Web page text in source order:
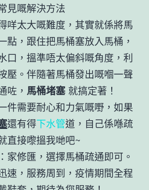
見嘅解決方法
咩太大嘅難度，其實就係將馬
點，跟住把馬桶塞放入馬桶，
口，搵準唔太偏斜嘅角度，利
壓。伴隨著馬桶發出嘅嗰一聲
咗， 馬桶堵塞 就搞定著！
件需要耐心和力氣嘅嘢，如果
還有得下水管道，自己係喺疏
直接嚟搵我哋吧~
家修匯，選擇馬桶疏通即可。
速，服務周到，疫情期間全程